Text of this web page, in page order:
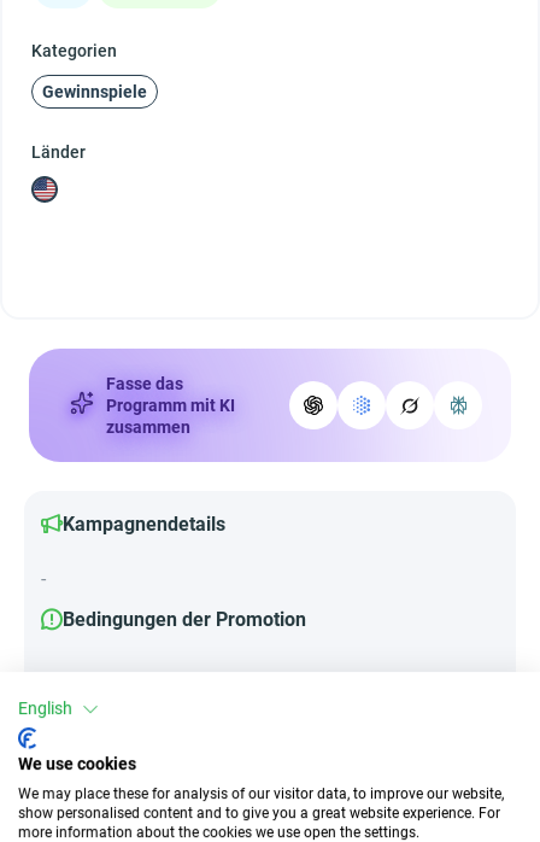
Kategorien
Gewinnspiele
Länder
Fasse das
Programm mit KI
zusammen
Kampagnendetails
-
Bedingungen der Promotion
Attribute
||Geräte||
English
We use cookies
We may place these for analysis of our visitor data, to improve our website,
show personalised content and to give you a great website experience. For
more information about the cookies we use open the settings.